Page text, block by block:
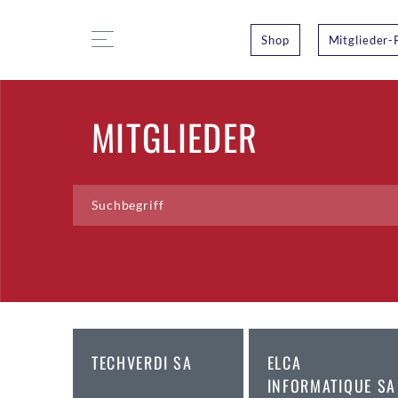
Shop Mitglieder-
MITGLIEDER
TECHVERDI SA
ELCA
INFORMATIQUE SA